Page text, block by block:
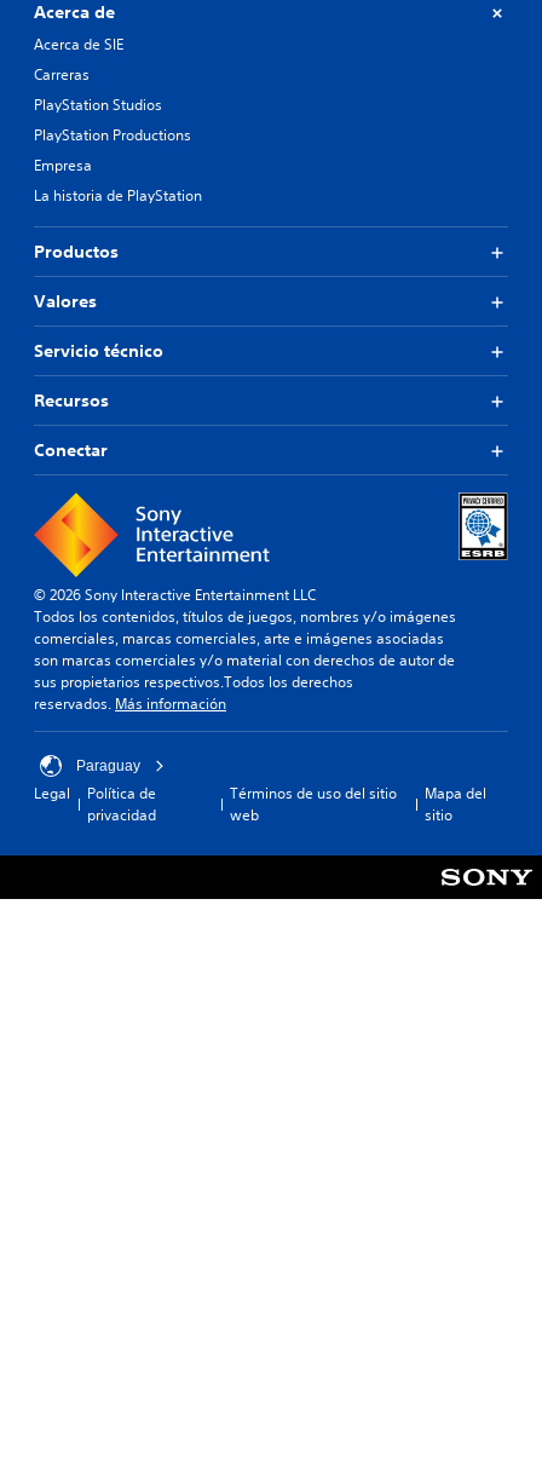
Acerca de
Acerca de SIE
Carreras
PlayStation Studios
PlayStation Productions
Empresa
La historia de PlayStation
Productos
Valores
Servicio técnico
Recursos
Conectar
© 2026 Sony Interactive Entertainment LLC
Todos los contenidos, títulos de juegos, nombres y/o imágenes
comerciales, marcas comerciales, arte e imágenes asociadas
son marcas comerciales y/o material con derechos de autor de
sus propietarios respectivos.Todos los derechos
reservados. Más información
Paraguay
Legal
Política de
privacidad
Términos de uso del sitio
web
Mapa del
sitio